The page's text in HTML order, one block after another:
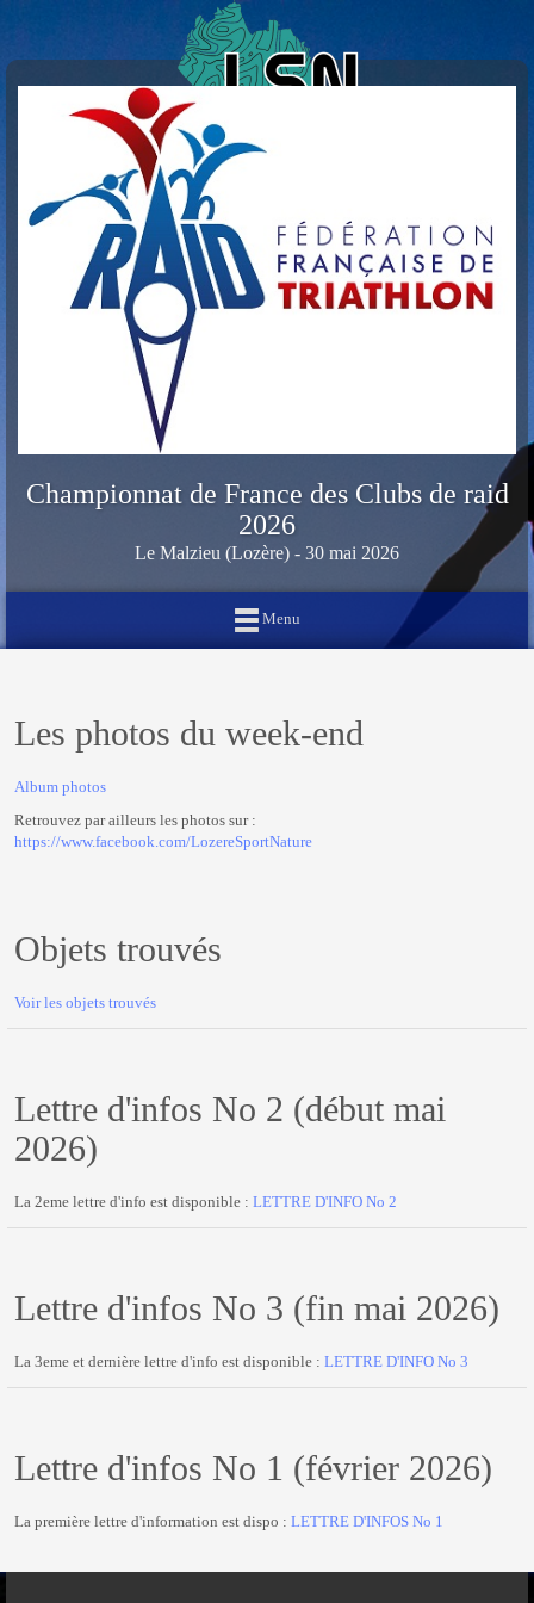
Championnat de France des Clubs de raid
2026
Le Malzieu (Lozère) - 30 mai 2026
Menu
Les photos du week-end
Album photos
Retrouvez par ailleurs les photos sur :
https://www.facebook.com/LozereSportNature
Objets trouvés
Voir les objets trouvés
Lettre d'infos No 2 (début mai
2026)
La 2eme lettre d'info est disponible : LETTRE D'INFO No 2
Lettre d'infos No 3 (fin mai 2026)
La 3eme et dernière lettre d'info est disponible : LETTRE D'INFO No 3
Lettre d'infos No 1 (février 2026)
La première lettre d'information est dispo : LETTRE D'INFOS No 1